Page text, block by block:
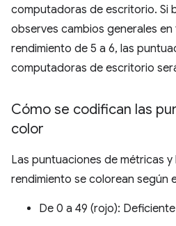
computadoras de escritorio. Si
observes cambios generales
rendimiento de 5 a 6, las
computadoras de escritorio
Cómo se codifican las
color
Las puntuaciones de métricas
rendimiento se colorean según
De 0 a 49 (rojo): Deficiente